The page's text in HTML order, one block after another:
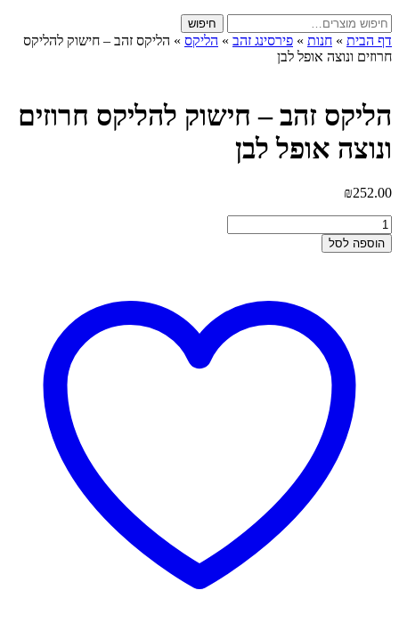
חיפוש
עבור:
חיפוש
דף הבית » חנות » פירסינג זהב » הליקס » הליקס זהב – חישוק להליקס
חרוזים ונוצה אופל לבן
הליקס זהב – חישוק להליקס חרוזים
ונוצה אופל לבן
₪252.00
כמות
של
הליקס
הוספה לסל